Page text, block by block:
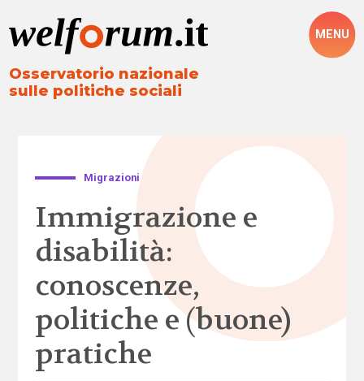
Osservatorio nazionale
sulle politiche sociali
MENU
Migrazioni
Immigrazione e
disabilità:
conoscenze,
politiche e (buone)
pratiche